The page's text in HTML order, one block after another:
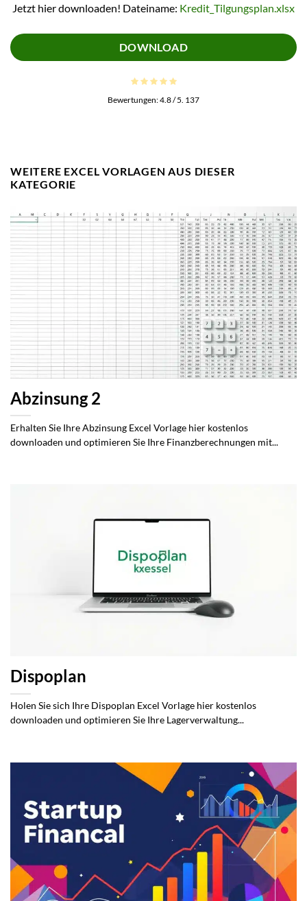
Jetzt hier downloaden! Dateiname: Kredit_Tilgungsplan.xlsx
DOWNLOAD
Bewertungen:4.8/ 5. 137
WEITERE EXCEL VORLAGEN AUS DIESER
KATEGORIE
Abzinsung 2
Erhalten Sie Ihre Abzinsung Excel Vorlage hier kostenlos
downloaden und optimieren Sie Ihre Finanzberechnungen mit...
Dispoplan
Holen Sie sich Ihre Dispoplan Excel Vorlage hier kostenlos
downloaden und optimieren Sie Ihre Lagerverwaltung...